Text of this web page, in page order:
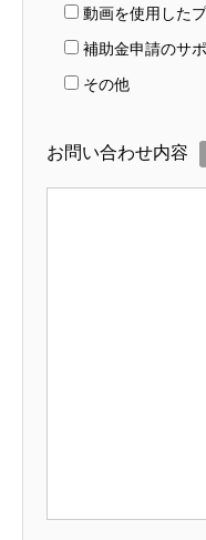
動画を使用した
補助金申請のサ
その他
お問い合わせ内容